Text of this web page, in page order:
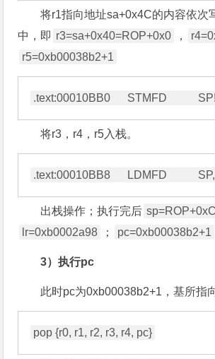
将r1指向地址sa+0x4C的内容依次
中，即 r3=sa+0x40=ROP+0x0 ，
r5=0xb00038b2+1
将r3，r4，r5入栈。
出栈操作；执行完后 sp=ROP+0xC
lr=0xb0002a98
； pc=0xb00038b2+1
3）执行pc
此时pc为0xb00038b2+1，基所指